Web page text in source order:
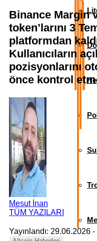
Binance Margin
token’larını 3
platformdan
Kullanıcıların
pozisyonlarını
önce kontrol
Mesut İnan
TÜM YAZILARI
Yayınlandı: 29.06.2026